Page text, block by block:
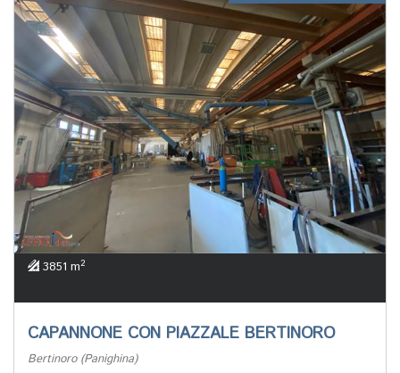
3851 m2
CAPANNONE CON PIAZZALE BERTINORO
Bertinoro (Panighina)